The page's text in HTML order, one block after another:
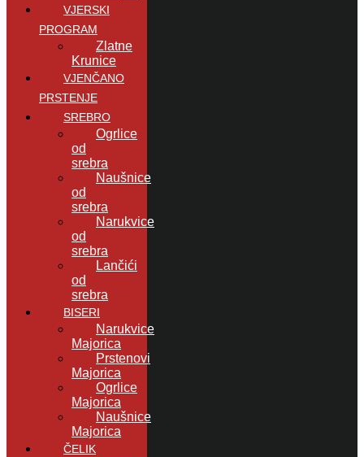
VJERSKI
PROGRAM
Zlatne
Krunice
VJENČANO
PRSTENJE
SREBRO
Ogrlice
od
srebra
Naušnice
od
srebra
Narukvice
od
srebra
Lančići
od
srebra
BISERI
Narukvice
Majorica
Prstenovi
Majorica
Ogrlice
Majorica
Naušnice
Majorica
ČELIK